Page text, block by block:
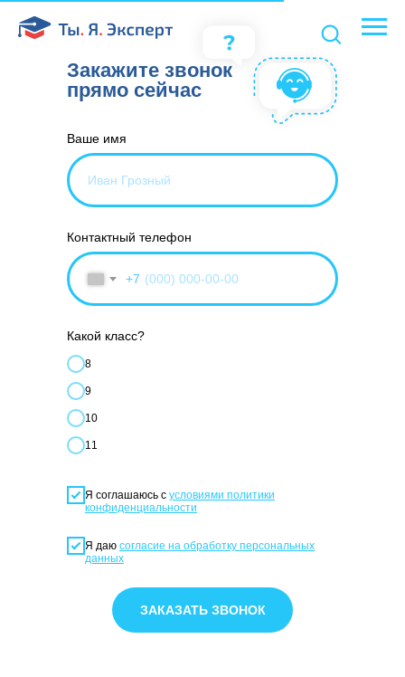
Ваше имя
Контактный телефон
+7
Какой класс?
8
9
10
11
Я соглашаюсь с условиями политики
конфиденциальности
Я даю согласие на обработку персональных
данных
ЗАКАЗАТЬ ЗВОНОК
Закажите звонок
прямо сейчас